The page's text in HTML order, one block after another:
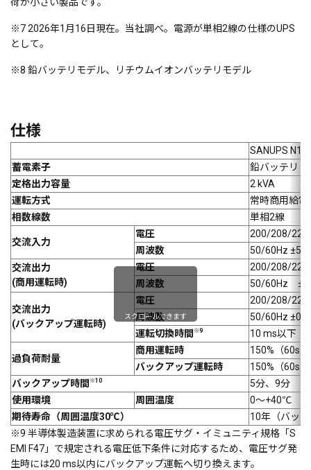
※7 2026年1月16日現在。当社調べ。電源が単相2線の仕様のUPS
として。
※8 鉛バッテリモデル、リチウムイオンバッテリモデル
仕様
SANUPS
蓄電素子
鉛バッテリ
定格出力容量
2 kVA
運転方式
常時商用給電
相数線数
単相2線
交流入力
電圧
200/208/
周波数
50/60Hz ±5％
交流出力
(商用運転時)
電圧
200/208/
周波数
50/60Hz ±5
交流出力
(バックアップ運転時)
電圧
200/208/
周波数
50/60Hz
運転切換時間 ※9 10 ms以下
過負荷耐量
商用運転時
150%（60s
バックアップ運転時
150%（60s
バックアップ時間 ※10
5分、9分
使用環境
周囲温度
0～+40℃
期待寿命（周囲温度30℃）
10年（バッ
スクロールできます
※9 半導体製造装置に求められる電圧サグ・イミュニティ規格「S
EMI F47」で規定される電圧低下条件に対応するため、電圧サグ発
生時には20 ms以内にバックアップ運転へ切り換えます。